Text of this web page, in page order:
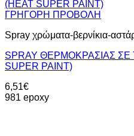
ΓΡΗΓΟΡΗ ΠΡΟΒΟΛΗ
Spray χρώματα-βερνίκια-
SPRAY ΘΕΡΜΟΚΡΑΣΙΑΣ ΣΕ
SUPER PAINT)
6,51€
981 epoxy